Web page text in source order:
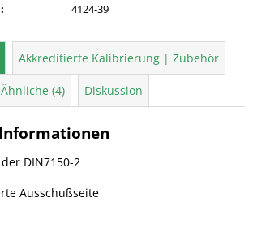
: 4124-39
Akkreditierte Kalibrierung | Zubehör
Ähnliche (4) Diskussion
DIN7150-2
Ausschußseite